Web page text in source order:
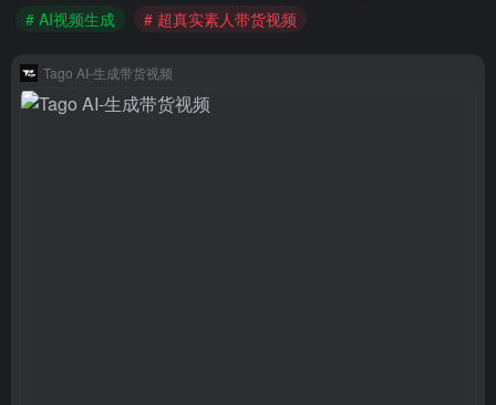
# AI视频生成
# 超真实素人带货视频
Tago AI-生成带货视频